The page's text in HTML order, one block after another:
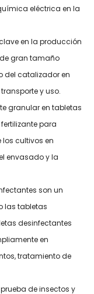
eléctrica en la
en la producción
gran tamaño
del catalizador en
y uso.
granular en tabletas
para
cultivos en
envasado y la
son un
las tabletas
desinfectantes
en
tratamiento de
de insectos y